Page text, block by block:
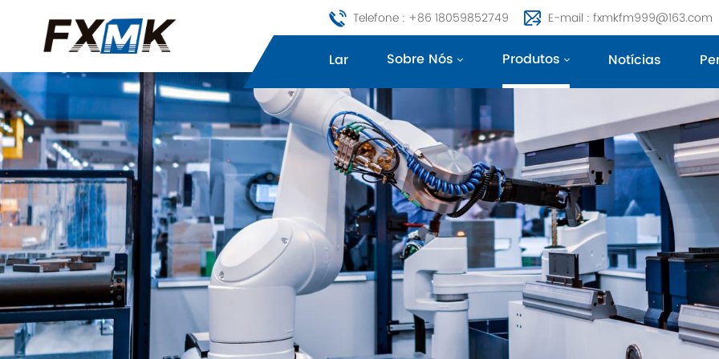
Telefone : +86 18059852749 E-mail : fxmkfm999@163.com
Lar Sobre Nós Produtos Notícias